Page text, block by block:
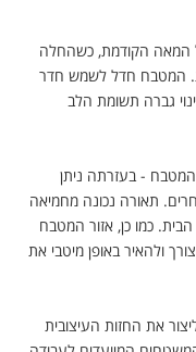
נכנסה לתודעה בשנות ה-80 של המאה הקודמת, כשהחלה
המטבח חדל לשמש חדר
גברה תשומת הלב
- בעזרתה ניתן
תאורה נכונה מחמיאה
כמו כן, אזור המטבח
ולהאיר באופן מיטבי את
את החזות העיצובית